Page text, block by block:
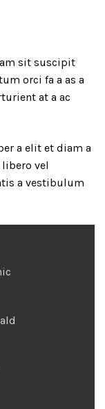
sit suscipit
orci fa a as a
at a ac
a elit et diam a
vel
a vestibulum